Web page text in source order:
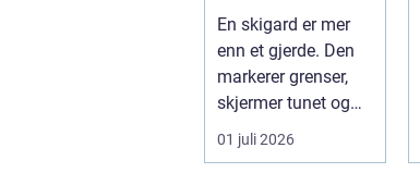
kulturlandskap
En skigard er mer
enn et gjerde. Den
markerer grenser,
skjermer tunet og
holder dyr ute eller
inne, ...
01 juli 2026